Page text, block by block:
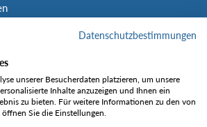
Datenschutzbestimmungen
unserer Besucherdaten platzieren, um unsere
Inhalte anzuzeigen und Ihnen ein
zu bieten. Für weitere Informationen zu den von
Sie die Einstellungen.